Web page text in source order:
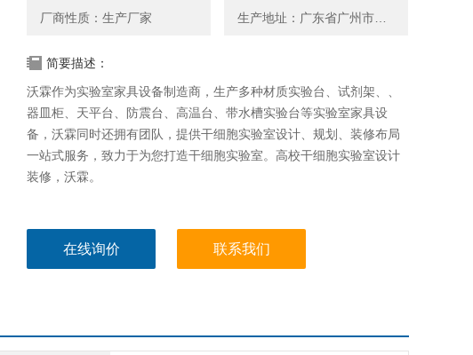
厂商性质：生产厂家
简要描述：
沃霖作为实验室家具设备制造商，生产多种材质实验台、试剂架、、
器皿柜、天平台、防震台、高温台、带水槽实验台等实验室家具设
备，沃霖同时还拥有团队，提供干细胞实验室设计、规划、装修布局
一站式服务，致力于为您打造干细胞实验室。高校干细胞实验室设计
装修，沃霖。
在线询价 联系我们